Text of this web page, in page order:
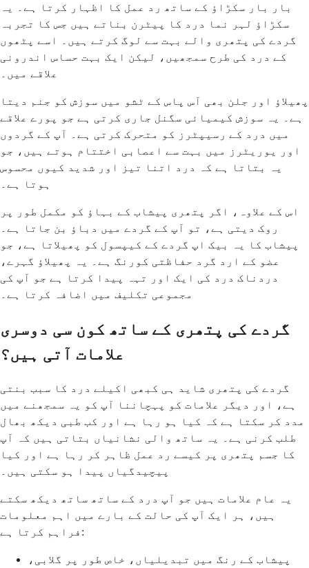
بار بار سکڑاؤ کے ساتھ رد عمل کا اظہار کرتا ہے۔ یہ
سکڑاؤ لہر نما درد کا پیٹرن بناتے ہیں جس کا تجربہ
گردے کی پتھری والے بہت سے لوگ کرتے ہیں۔ اسے پٹھوں
کے درد کی طرح سمجھیں، لیکن ایک بہت حساس اندرونی
علاقے میں۔
پھیلاؤ اور جلن بھی آس پاس کے ٹشو میں سوزش کو جنم دیتا
ہے۔ یہ سوزش کیمیائی سگنل جاری کرتی ہے جو پورے علاقے
میں درد کے رسیپٹرز کو متحرک کرتی ہے۔ آپ کے گردوں
اور یوریٹرز میں بہت سے اعصابی اختتام ہوتے ہیں، جو
یہ بتاتا ہے کہ درد اتنا تیز اور شدید کیوں محسوس
ہوتا ہے۔
اس کے علاوہ، اگر پتھری پیشاب کے بہاؤ کو مکمل طور پر
روک دیتی ہے، تو آپ کے گردے میں دباؤ بن جاتا ہے۔
پیشاب کا یہ بیک اپ گردے کے کیپسول کو پھیلاتا ہے، جو
عضو کے ارد گرد حفاظتی کورنگ ہے۔ یہ پھیلاؤ گہرے،
دردناک درد کی ایک اور تہہ پیدا کرتا ہے جو آپ کی
مجموعی تکلیف میں اضافہ کرتا ہے۔
گردے کی پتھری کے ساتھ کون سی دوسری
علامات آتی ہیں؟
گردے کی پتھری شاید ہی کبھی اکیلے درد کا سبب بنتی
ہے، اور دیگر علامات کو پہچاننا آپ کو یہ سمجھنے میں
مدد کر سکتا ہے کہ کیا ہو رہا ہے اور کب طبی دیکھ بھال
طلب کرنی ہے۔ یہ ساتھ والی نشانیاں بتاتی ہیں کہ آپ
کا جسم پتھری پر کیسے رد عمل ظاہر کر رہا ہے اور کیا
پیچیدگیاں پیدا ہو سکتی ہیں۔
یہ عام علامات ہیں جو آپ درد کے ساتھ ساتھ دیکھ سکتے
ہیں، ہر ایک آپ کی حالت کے بارے میں اہم معلومات
فراہم کرتا ہے:
پیشاب کے رنگ میں تبدیلیاں، خاص طور پر گلابی،